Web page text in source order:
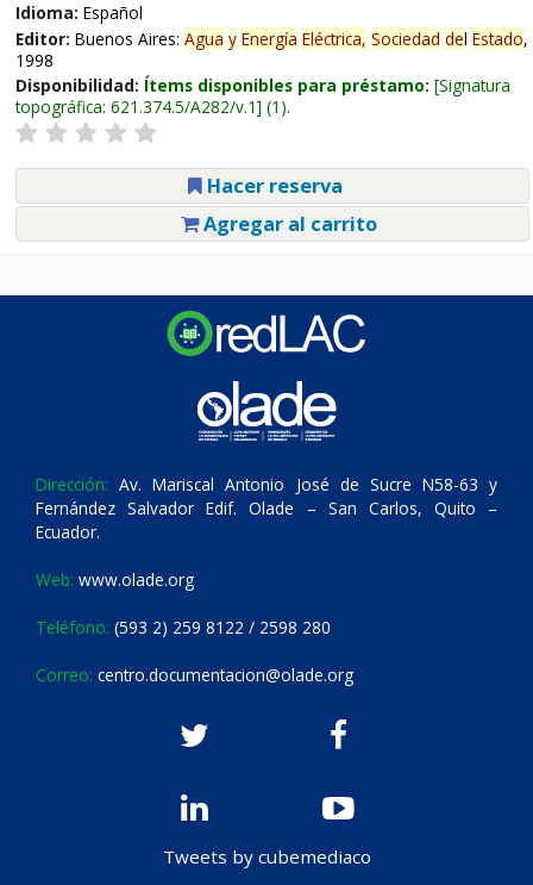
Idioma: Español
Editor: Buenos Aires: Agua y Energía Eléctrica, Sociedad del Estado,
1998
Disponibilidad: Ítems disponibles para préstamo: Signatura
topográfica: 621.374.5/A282/v.1 (1).
Hacer reserva
Agregar al carrito
Dirección: Av. Mariscal Antonio José de Sucre N58-63 y
Fernández Salvador Edif. Olade – San Carlos, Quito –
Ecuador.
Web: www.olade.org
Teléfono: (593 2) 259 8122 / 2598 280
Correo: centro.documentacion@olade.org
Tweets by cubemediaco